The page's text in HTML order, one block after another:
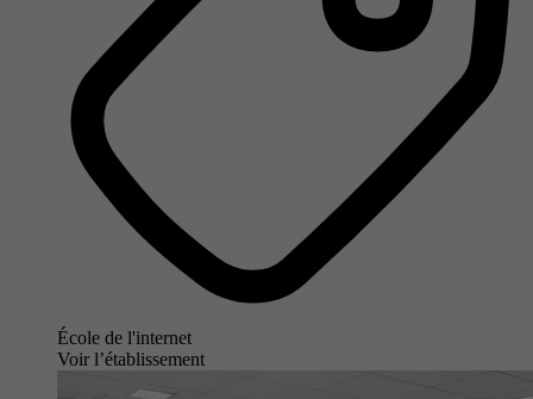
École de l'internet
Voir l’établissement